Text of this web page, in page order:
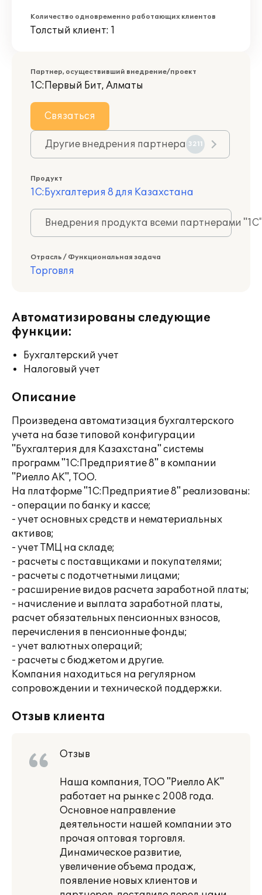
Количество одновременно работающих клиентов
Толстый клиент: 1
Партнер, осуществивший внедрение/проект
1С:Первый Бит, Алматы
Связаться
Другие внедрения партнера 3211
Продукт
1С:Бухгалтерия 8 для Казахстана
Внедрения продукта всеми партнерами
Отрасль / Функциональная задача
Торговля
Автоматизированы следующие
функции:
Бухгалтерский учет
Налоговый учет
Описание
Произведена автоматизация бухгалтерского
учета на базе типовой конфигурации
"Бухгалтерия для Казахстана" системы
программ "1С:Предприятие 8" в компании
"Риелло АК", ТОО.
На платформе "1С:Предприятие 8" реализованы:
- операции по банку и кассе;
- учет основных средств и нематериальных
активов;
- учет ТМЦ на складе;
- расчеты с поставщиками и покупателями;
- расчеты с подотчетными лицами;
- расширение видов расчета заработной платы;
- начисление и выплата заработной платы,
расчет обязательных пенсионных взносов,
перечисления в пенсионные фонды;
- учет валютных операций;
- расчеты с бюджетом и другие.
Компания находиться на регулярном
сопровождении и технической поддержки.
Отзыв клиента
Отзыв
Наша компания, ТОО "Риелло АК"
работает на рынке с 2008 года.
Основное направление
деятельности нашей компании это
прочая оптовая торговля.
Динамическое развитие,
увеличение объема продаж,
появление новых клиентов и